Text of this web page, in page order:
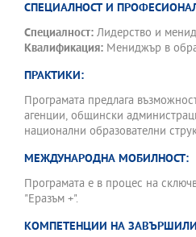
да се направи, как да се
придобият компетентности в
образованието, стратегическо
образователната организация,
образователни иновации,
За да могат да се обучават в
или ОКС “магистър” по
Педагогика на обучението по
квалификация “учител”.
Магистърската програма дава
студентите в тази област и
СПЕЦИАЛНОСТ И
Специалност: Лидерство и
Квалификация: Мениджър в
ПРАКТИКИ:
Програмата предлага
агенции, общински
национални образователни
МЕЖДУНАРОДНА МОБИЛНОСТ:
Програмата е в процес на
"Еразъм +".
КОМПЕТЕНЦИИ НА